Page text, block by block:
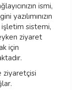
ismi,
yazılımınızın
işletim sistemi,
ziyaret
için
ziyaretçisi